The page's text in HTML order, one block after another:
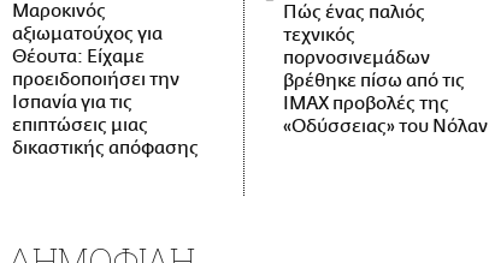
Μαροκινός
αξιωματούχος για
Θέουτα: Είχαμε
προειδοποιήσει την
Ισπανία για τις
επιπτώσεις μιας
δικαστικής απόφασης
Πώς ένας παλιός
τεχνικός
πορνοσινεμάδων
βρέθηκε πίσω από τις
IMAX προβολές της
«Οδύσσειας» του Νόλαν